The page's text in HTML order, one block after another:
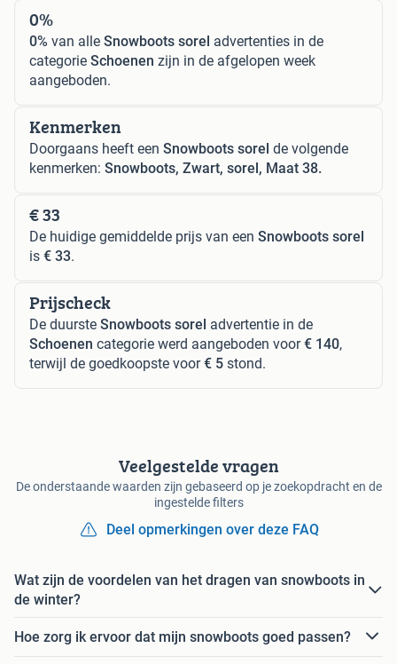
0%
0% van alle Snowboots sorel advertenties in de
categorie Schoenen zijn in de afgelopen week
aangeboden.
Kenmerken
Doorgaans heeft een Snowboots sorel de volgende
kenmerken: Snowboots, Zwart, sorel, Maat 38.
€ 33
De huidige gemiddelde prijs van een Snowboots sorel
is € 33.
Prijscheck
De duurste Snowboots sorel advertentie in de
Schoenen categorie werd aangeboden voor€ 140,
terwijl de goedkoopste voor€ 5 stond.
Veelgestelde vragen
De onderstaande waarden zijn gebaseerd op je zoekopdracht en de
ingestelde filters
Deel opmerkingen over deze FAQ
Wat zijn de voordelen van het dragen van snowboots in
de winter?
Hoe zorg ik ervoor dat mijn snowboots goed passen?